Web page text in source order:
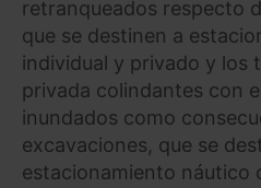
retranqueados respecto
que se destinen a
individual y privado y los
privada colindantes con
inundados como
excavaciones, que se
estacionamiento náutico